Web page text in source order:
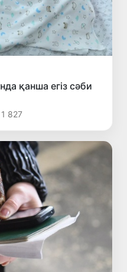
қанша егіз сәби
1 827